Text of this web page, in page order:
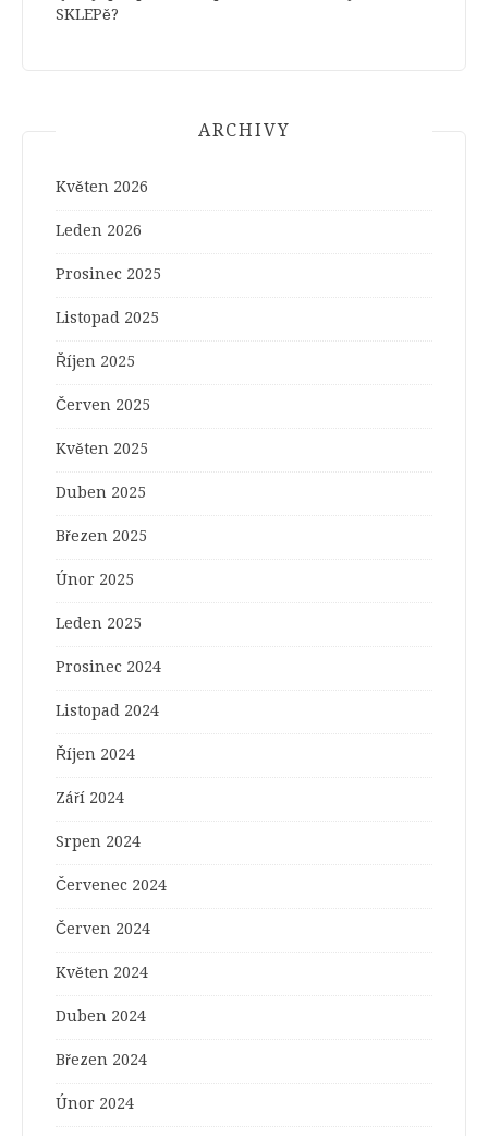
SKLEPě?
ARCHIVY
Květen 2026
Leden 2026
Prosinec 2025
Listopad 2025
Říjen 2025
Červen 2025
Květen 2025
Duben 2025
Březen 2025
Únor 2025
Leden 2025
Prosinec 2024
Listopad 2024
Říjen 2024
Září 2024
Srpen 2024
Červenec 2024
Červen 2024
Květen 2024
Duben 2024
Březen 2024
Únor 2024